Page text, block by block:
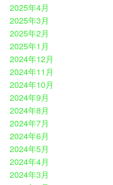
2025年4月
2025年3月
2025年2月
2025年1月
2024年12月
2024年11月
2024年10月
2024年9月
2024年8月
2024年7月
2024年6月
2024年5月
2024年4月
2024年3月